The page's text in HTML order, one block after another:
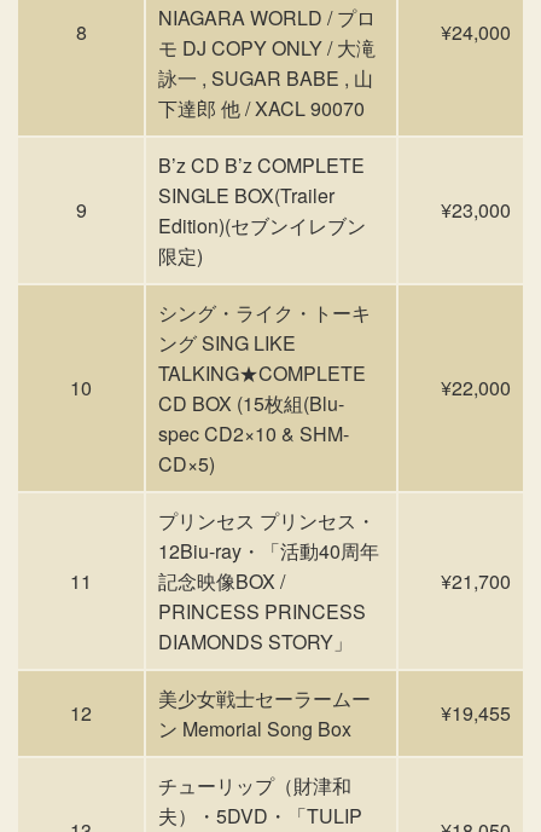
8
NIAGARA WORLD / プロ
モ DJ COPY ONLY / 大滝
詠一 , SUGAR BABE , 山
下達郎 他 / XACL 90070
¥24,000
9
B’z CD B’z COMPLETE
SINGLE BOX(Trailer
Edition)(セブンイレブン
限定)
¥23,000
10
シング・ライク・トーキ
ング SING LIKE
TALKING★COMPLETE
CD BOX (15枚組(Blu-
spec CD2×10 & SHM-
CD×5)
¥22,000
11
プリンセス プリンセス・
12Biu-ray・「活動40周年
記念映像BOX /
PRINCESS PRINCESS
DIAMONDS STORY」
¥21,700
12
美少女戦士セーラームー
ン Memorial Song Box
¥19,455
チューリップ（財津和
夫）・5DVD・「TULIP